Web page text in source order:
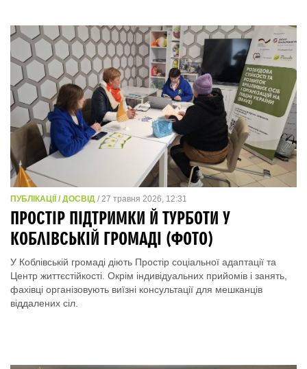
ПУБЛІКАЦІЇ / ДОСВІД / 27 травня 2026, 12:31
ПРОСТІР ПІДТРИМКИ Й ТУРБОТИ У
КОБЛІВСЬКІЙ ГРОМАДІ (ФОТО)
У Коблівській громаді діють Простір соціальної адаптації та
Центр життєстійкості. Окрім індивідуальних прийомів і занять,
фахівці організовують виїзні консультації для мешканців
віддалених сіл.